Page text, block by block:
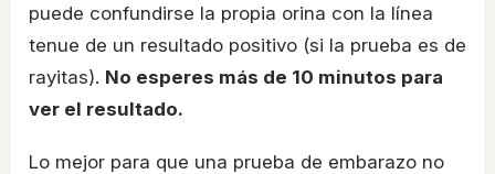
puede confundirse la propia orina con la línea
tenue de un resultado positivo (si la prueba es de
rayitas). No esperes más de 10 minutos para
ver el resultado.
Lo mejor para que una prueba de embarazo no